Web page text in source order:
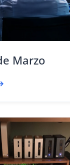
Marzo